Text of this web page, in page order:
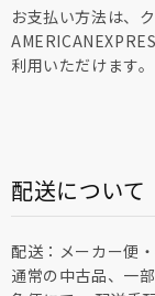
お支払い方法は、
利用いただけます。
配送について
配送：メーカー便
通常の中古品、一